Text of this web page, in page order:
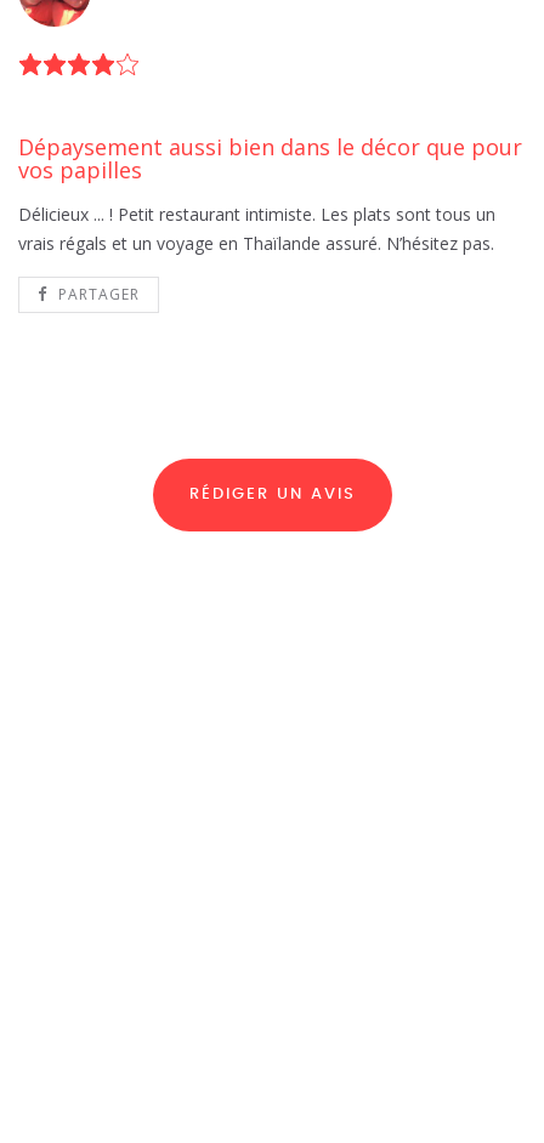
Dépaysement aussi bien dans le décor que pour
vos papilles
Délicieux ... ! Petit restaurant intimiste. Les plats sont tous un
vrais régals et un voyage en Thaïlande assuré. N’hésitez pas.
PARTAGER
RÉDIGER UN AVIS